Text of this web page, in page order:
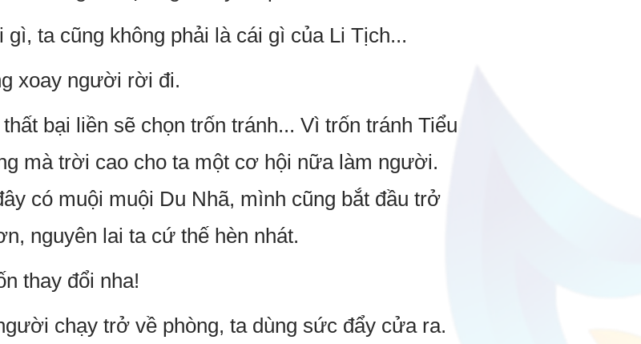
ta cũng không phải là cái gì của Li Tịch...
xoay người rời đi.
bại liền sẽ chọn trốn tránh... Vì trốn tránh Tiểu
mà trời cao cho ta một cơ hội nữa làm người.
có muội muội Du Nhã, mình cũng bắt đầu trở
nguyên lai ta cứ thế hèn nhát.
thay đổi nha!
chạy trở về phòng, ta dùng sức đẩy cửa ra.